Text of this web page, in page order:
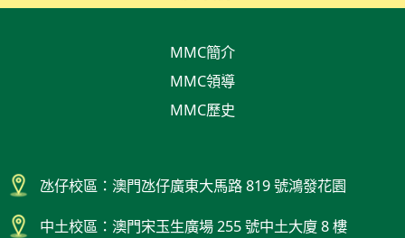
MMC簡介
MMC領導
MMC歷史
氹仔校區：澳門氹仔廣東大馬路 819 號鴻發花園
中土校區：澳門宋玉生廣場 255 號中土大廈 8 樓